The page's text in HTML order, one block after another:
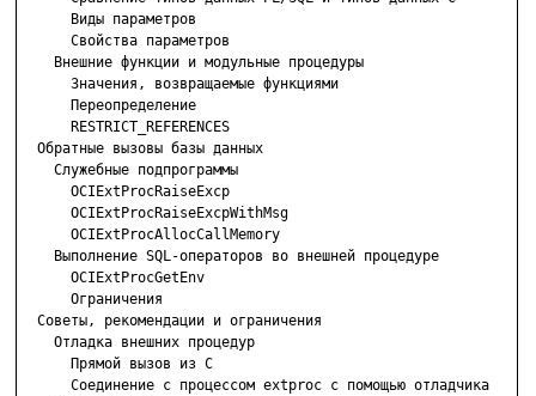
      Виды параметров
      Свойства параметров
    Внешние функции и модульные процедуры
      Значения, возвращаемые функциями
      Переопределение
      RESTRICT_REFERENCES
  Обратные вызовы базы данных
    Служебные подпрограммы
      OCIExtProcRaiseExcp
      OCIExtProcRaiseExcpWithMsg
      OCIExtProcAllocCallMemory
    Выполнение SQL-операторов во внешней процедуре
      OCIExtProcGetEnv
      Ограничения
  Советы, рекомендации и ограничения
    Отладка внешних процедур
      Прямой вызов из С
      Соединение с процессом extproc с помощью отладчика